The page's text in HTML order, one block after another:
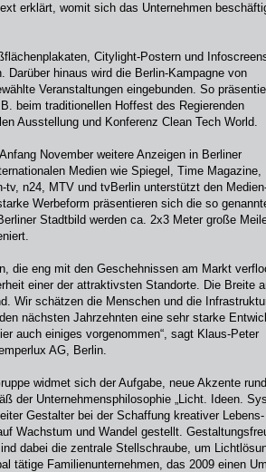
erklärt, womit sich das Unternehmen
Citylight-Postern und
hinaus wird die Berlin-Kampagne von
Veranstaltungen eingebunden. So
beim traditionellen Hoffest des Regierenden
Ausstellung und Konferenz Clean Tech World.
November weitere Anzeigen in Berliner
Medien wie Spiegel, Time Magazine,
tv, n24, MTV und tvBerlin unterstützt den
Werbeform präsentieren sich die so
Stadtbild werden ca. 2x3 Meter große
die eng mit den Geschehnissen am Markt
einer der attraktivsten Standorte. Die Breite
Wir schätzen die Menschen und die
nächsten Jahrzehnten eine sehr starke
auch einiges vorgenommen“, sagt Klaus-Peter
AG, Berlin.
widmet sich der Aufgabe, neue Akzente
der Unternehmensphilosophie „Licht. Ideen.
Gestalter bei der Schaffung kreativer Lebens-
Wachstum und Wandel gestellt.
dabei die zentrale Stellschraube, um
tätige Familienunternehmen, das 2009 einen